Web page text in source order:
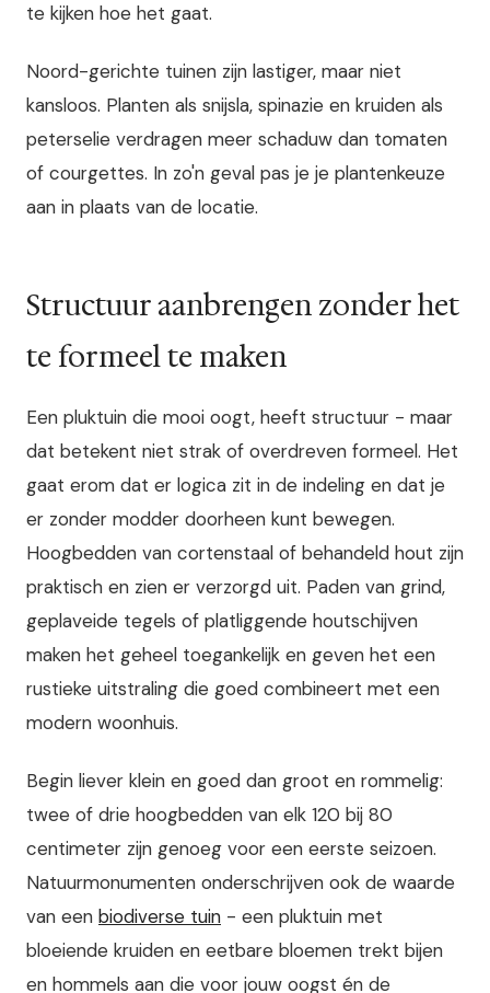
te kijken hoe het gaat.
Noord-gerichte tuinen zijn lastiger, maar niet
kansloos. Planten als snijsla, spinazie en kruiden als
peterselie verdragen meer schaduw dan tomaten
of courgettes. In zo'n geval pas je je plantenkeuze
aan in plaats van de locatie.
Structuur aanbrengen zonder het
te formeel te maken
Een pluktuin die mooi oogt, heeft structuur - maar
dat betekent niet strak of overdreven formeel. Het
gaat erom dat er logica zit in de indeling en dat je
er zonder modder doorheen kunt bewegen.
Hoogbedden van cortenstaal of behandeld hout zijn
praktisch en zien er verzorgd uit. Paden van grind,
geplaveide tegels of platliggende houtschijven
maken het geheel toegankelijk en geven het een
rustieke uitstraling die goed combineert met een
modern woonhuis.
Begin liever klein en goed dan groot en rommelig:
twee of drie hoogbedden van elk 120 bij 80
centimeter zijn genoeg voor een eerste seizoen.
Natuurmonumenten onderschrijven ook de waarde
van een biodiverse tuin - een pluktuin met
bloeiende kruiden en eetbare bloemen trekt bijen
en hommels aan die voor jouw oogst én de